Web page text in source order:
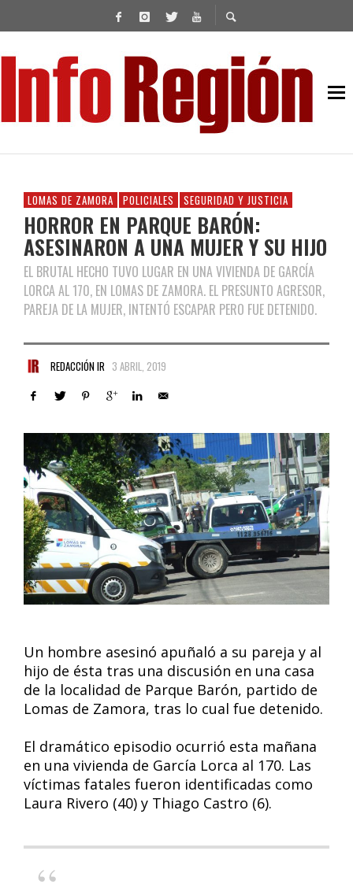
LOMAS DE ZAMORA POLICIALES SEGURIDAD Y JUSTICIA
HORROR EN PARQUE BARÓN:
ASESINARON A UNA MUJER Y SU HIJO
EL BRUTAL HECHO TUVO LUGAR EN UNA VIVIENDA DE GARCÍA
LORCA AL 170, EN LOMAS DE ZAMORA. EL PRESUNTO AGRESOR,
PAREJA DE LA MUJER, INTENTÓ ESCAPAR PERO FUE DETENIDO.
REDACCIÓN IR 3 ABRIL, 2019
Un hombre asesinó apuñaló a su pareja y al
hijo de ésta tras una discusión en una casa
de la localidad de Parque Barón, partido de
Lomas de Zamora, tras lo cual fue detenido.
El dramático episodio ocurrió esta mañana
en una vivienda de García Lorca al 170. Las
víctimas fatales fueron identificadas como
Laura Rivero (40) y Thiago Castro (6).